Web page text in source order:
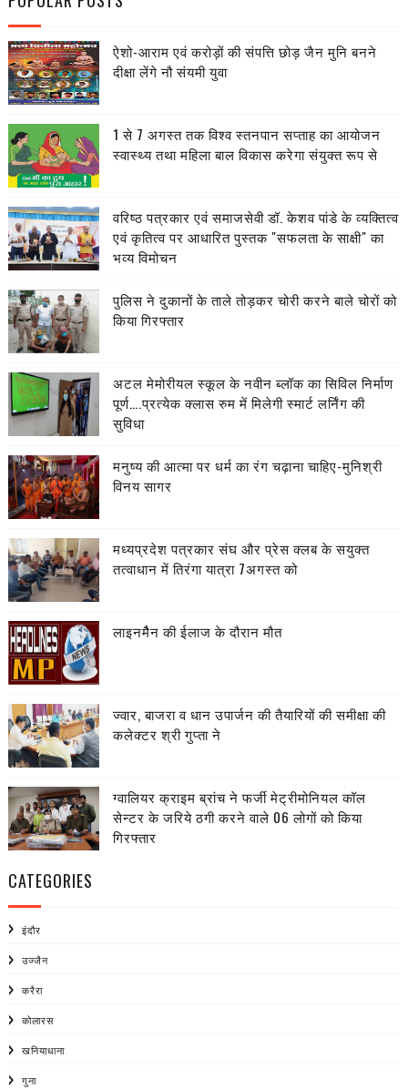
ऐशो-आराम एवं करोड़ों की संपत्ति छोड़ जैन मुनि बनने
दीक्षा लेंगे नौ संयमी युवा
1 से 7 अगस्त तक विश्व स्तनपान सप्ताह का आयोजन
स्वास्थ्य तथा महिला बाल विकास करेगा संयुक्त रूप से
वरिष्ठ पत्रकार एवं समाजसेवी डॉ. केशव पांडे के व्यक्तित्व
एवं कृतित्व पर आधारित पुस्तक "सफलता के साक्षी" का
भव्य विमोचन
पुलिस ने दुकानों के ताले तोड़कर चोरी करने बाले चोरों को
किया गिरफ्तार
अटल मेमोरीयल स्कूल के नवीन ब्लॉक का सिविल निर्माण
पूर्ण….प्रत्येक क्लास रुम में मिलेगी स्मार्ट लर्निंग की
सुविधा
मनुष्य की आत्मा पर धर्म का रंग चढ़ाना चाहिए-मुनिश्री
विनय सागर
मध्यप्रदेश पत्रकार संघ और प्रेस क्लब के सयुक्त
तत्वाधान में तिरंगा यात्रा 7अगस्त को
लाइनमैैन की ईलाज के दौरान मौत
ज्वार, बाजरा व धान उपार्जन की तैयारियों की समीक्षा की
कलेक्टर श्री गुप्ता ने
ग्वालियर क्राइम ब्रांच ने फर्जी मेट्रीमोनियल कॉल
सेन्टर के जरिये ठगी करने वाले 06 लोगों को किया
गिरफ्तार
CATEGORIES
इंदौर
उज्जैन
करैरा
कोलारस
खनियाधाना
गुना